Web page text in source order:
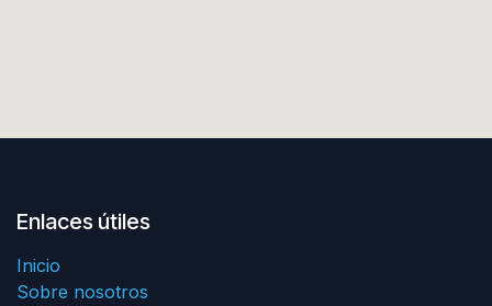
Enlaces útiles
Inicio
Sobre nosotros